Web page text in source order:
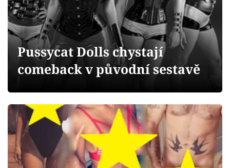
Videa
Sledujte prima+
Sledujte nás
Pussycat Dolls chystají
comeback v původní sestavě